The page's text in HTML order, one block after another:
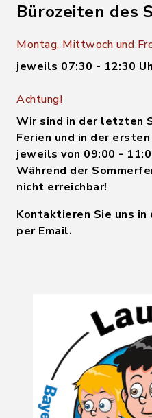
Bürozeiten des
Montag, Mittwoch und
jeweils 07:30 - 12:30
Achtung!
Wir sind in der letzten
Ferien und in der
jeweils von 09:00 -
Während der
nicht erreichbar!
Kontaktieren Sie uns
per Email.